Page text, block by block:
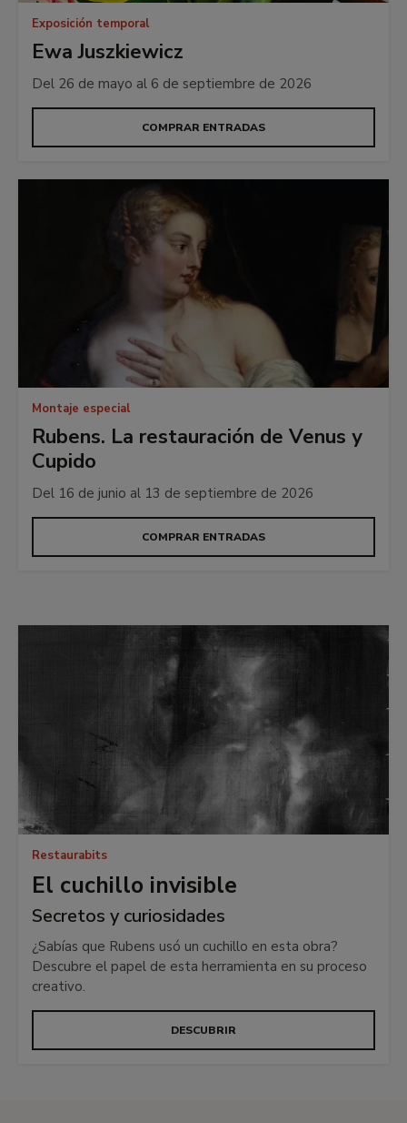
Exposición temporal
Ewa Juszkiewicz
Del 26 de mayo al 6 de septiembre de 2026
COMPRAR ENTRADAS
Montaje especial
Rubens. La restauración de Venus y
Cupido
Del 16 de junio al 13 de septiembre de 2026
COMPRAR ENTRADAS
Restaurabits
El cuchillo invisible
Secretos y curiosidades
¿Sabías que Rubens usó un cuchillo en esta obra?
Descubre el papel de esta herramienta en su proceso
creativo.
DESCUBRIR